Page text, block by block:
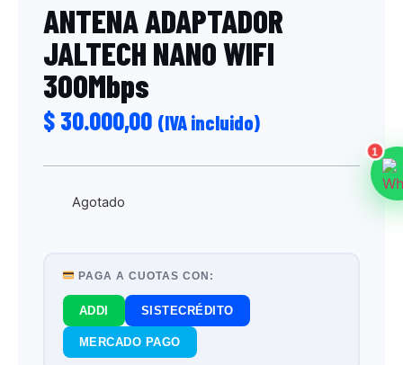
ANTENA ADAPTADOR
JALTECH NANO WIFI
300Mbps
$ 30.000,00 (IVA incluido)
Agotado
PAGA A CUOTAS CON:
ADDI SISTECRÉDITO
MERCADO PAGO
1